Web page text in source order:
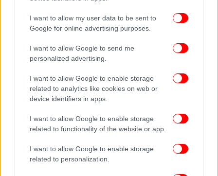
I want to allow my user data to be sent to
Google for online advertising purposes.
I want to allow Google to send me
personalized advertising.
I want to allow Google to enable storage
related to analytics like cookies on web or
device identifiers in apps.
I want to allow Google to enable storage
related to functionality of the website or app.
I want to allow Google to enable storage
related to personalization.
Παράλληλα, απέφυγε επιμελώς να ταυτιστεί
πλήρως με τις Βρυξέλλες, γνωρίζοντας ότι αυτό θα
τον καθιστούσε εύκολο στόχο. Ωστόσο, υποσχέθηκε